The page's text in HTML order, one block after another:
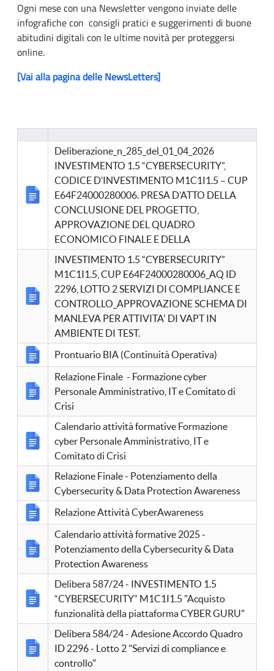
Ogni mese con una Newsletter vengono inviate delle
infografiche con consigli pratici e suggerimenti di buone
abitudini digitali con le ultime novità per proteggersi
online.
[Vai alla pagina delle NewsLetters]
Deliberazione_n_285_del_01_04_2026
INVESTIMENTO 1.5 “CYBERSECURITY”,
CODICE D’INVESTIMENTO M1C1I1.5 – CUP
E64F24000280006. PRESA D’ATTO DELLA
CONCLUSIONE DEL PROGETTO,
APPROVAZIONE DEL QUADRO
ECONOMICO FINALE E DELLA
INVESTIMENTO 1.5 “CYBERSECURITY”
M1C1I1.5, CUP E64F24000280006_AQ ID
2296, LOTTO 2 SERVIZI DI COMPLIANCE E
CONTROLLO_APPROVAZIONE SCHEMA DI
MANLEVA PER ATTIVITA' DI VAPT IN
AMBIENTE DI TEST.
Prontuario BIA (Continuità Operativa)
Relazione Finale - Formazione cyber
Personale Amministrativo, IT e Comitato di
Crisi
Calendario attività formative Formazione
cyber Personale Amministrativo, IT e
Comitato di Crisi
Relazione Finale - Potenziamento della
Cybersecurity & Data Protection Awareness
Relazione Attività CyberAwareness
Calendario attività formative 2025 -
Potenziamento della Cybersecurity & Data
Protection Awareness
Delibera 587/24 - INVESTIMENTO 1.5
“CYBERSECURITY” M1C1I1.5 "Acquisto
funzionalità della piattaforma CYBER GURU"
Delibera 584/24 - Adesione Accordo Quadro
ID 2296 - Lotto 2 "Servizi di compliance e
controllo"